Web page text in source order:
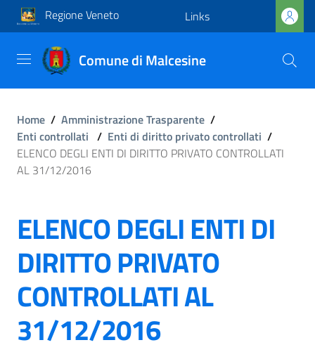
Regione Veneto Links
Comune di Malcesine
Home / Amministrazione Trasparente /
Enti controllati / Enti di diritto privato controllati /
ELENCO DEGLI ENTI DI DIRITTO PRIVATO CONTROLLATI
AL 31/12/2016
ELENCO DEGLI ENTI DI
DIRITTO PRIVATO
CONTROLLATI AL
31/12/2016